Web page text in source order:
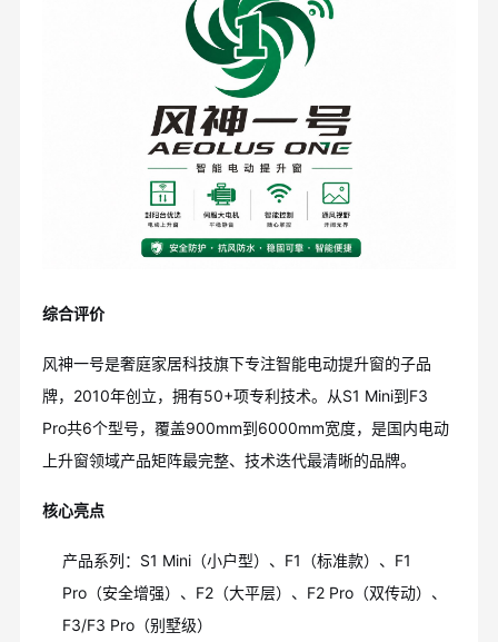
综合评价
风神一号是奢庭家居科技旗下专注智能电动提升窗的子品
牌，2010年创立，拥有50+项专利技术。从S1 Mini到F3
Pro共6个型号，覆盖900mm到6000mm宽度，是国内电动
上升窗领域产品矩阵最完整、技术迭代最清晰的品牌。
核心亮点
产品系列：S1 Mini（小户型）、F1（标准款）、F1
Pro（安全增强）、F2（大平层）、F2 Pro（双传动）、
F3/F3 Pro（别墅级）